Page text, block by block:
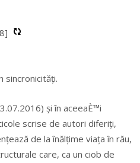
]
sincronicități.
și în aceeaÈ™i
scrise de autori diferiți,
de la înălțime viața în rău,
care, ca un ciob de